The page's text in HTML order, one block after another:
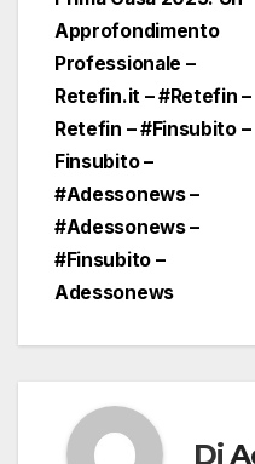
articoli
Approfondimento
Professionale –
Retefin.it – #Retefin –
Retefin – #Finsubito –
Finsubito –
#Adessonews –
#Adessonews –
#Finsubito –
Adessonews
Di